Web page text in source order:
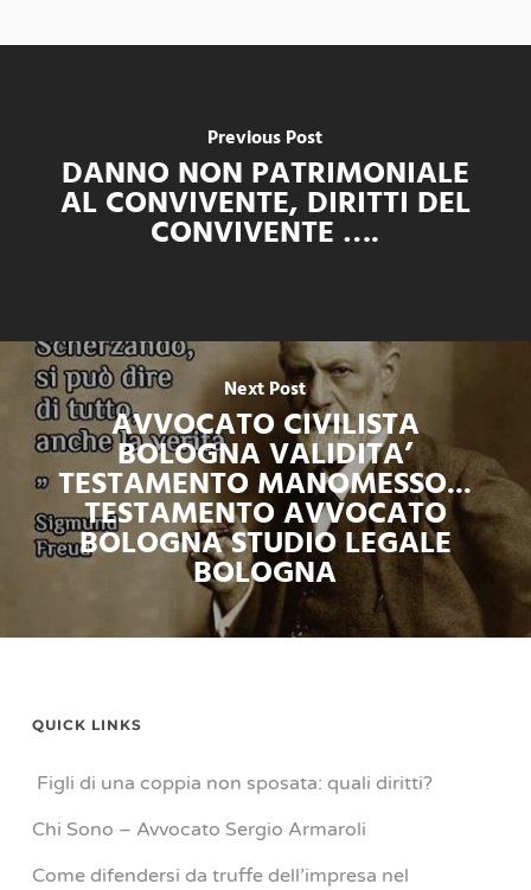
Previous Post
DANNO NON PATRIMONIALE
AL CONVIVENTE, DIRITTI DEL
CONVIVENTE ….
Next Post
AVVOCATO CIVILISTA
BOLOGNA VALIDITA’
TESTAMENTO MANOMESSO...
TESTAMENTO AVVOCATO
BOLOGNA STUDIO LEGALE
BOLOGNA
QUICK LINKS
Figli di una coppia non sposata: quali diritti?
Chi Sono – Avvocato Sergio Armaroli
Come difendersi da truffe dell’impresa nel